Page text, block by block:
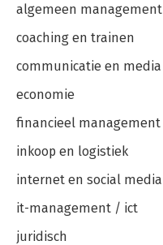
algemeen management
coaching en trainen
communicatie en media
economie
financieel management
inkoop en logistiek
internet en social media
it-management / ict
juridisch